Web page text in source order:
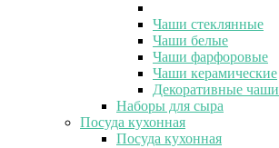
Чаши стеклянные
Чаши белые
Чаши фарфоровые
Чаши керамические
Декоративные чаши
Наборы для сыра
Посуда кухонная
Посуда кухонная